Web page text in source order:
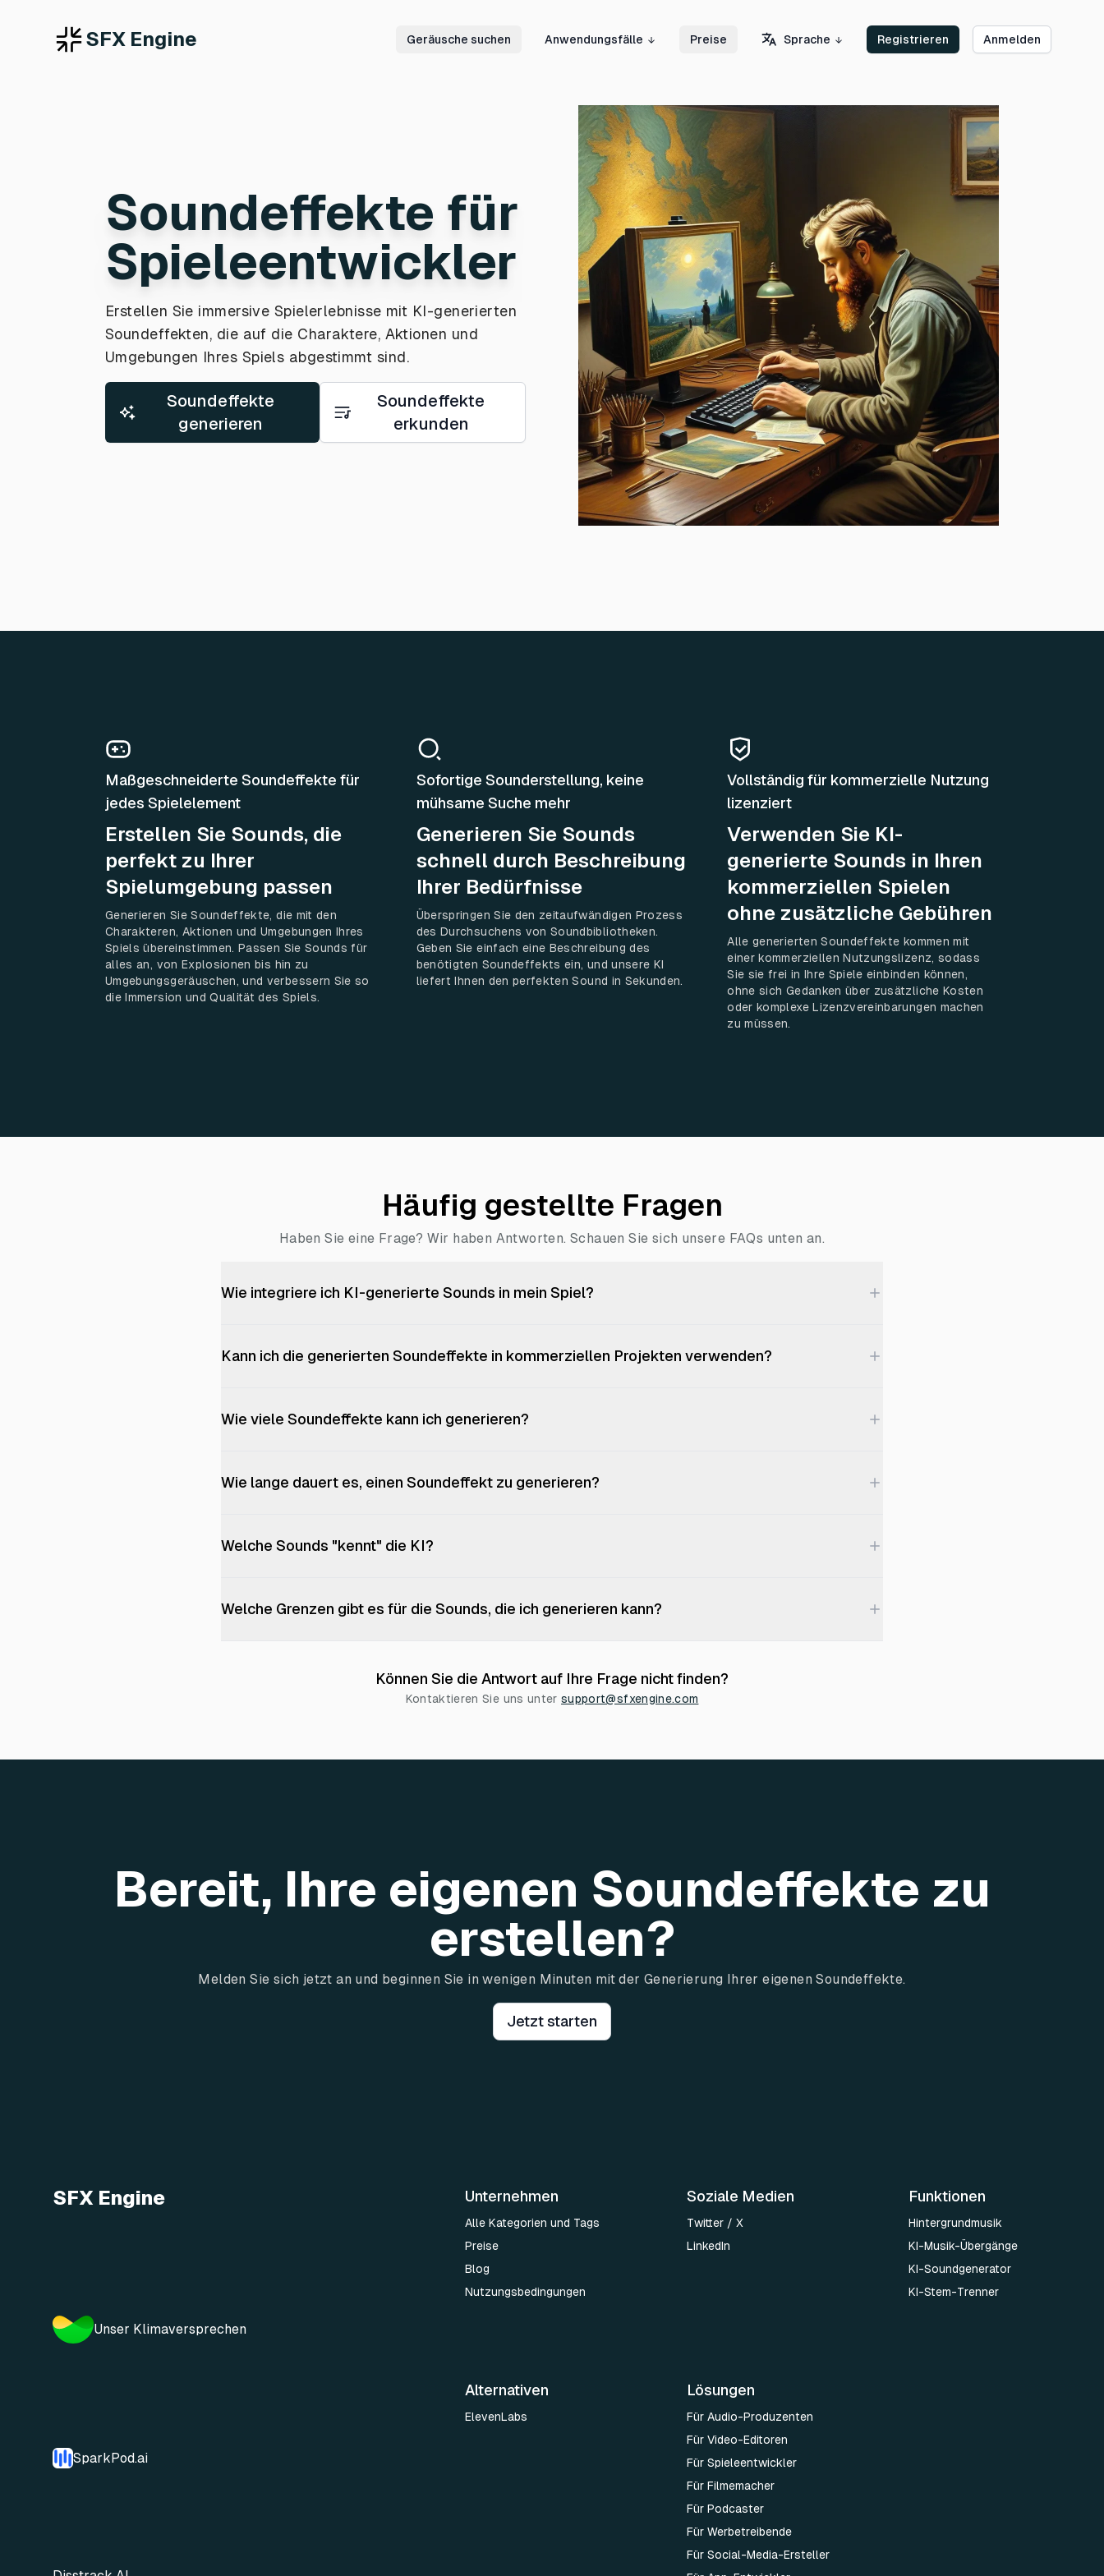
SFX Engine Geräusche suchen Anwendungsfälle Preise Sprache Registrieren Anmelden
Soundeffekte für
Spieleentwickler
Erstellen Sie immersive Spielerlebnisse mit KI-generierten
Soundeffekten, die auf die Charaktere, Aktionen und
Umgebungen Ihres Spiels abgestimmt sind.
Soundeffekte
generieren
Soundeffekte
erkunden
Maßgeschneiderte Soundeffekte für
jedes Spielelement
Erstellen Sie Sounds, die
perfekt zu Ihrer
Spielumgebung passen
Generieren Sie Soundeffekte, die mit den
Charakteren, Aktionen und Umgebungen Ihres
Spiels übereinstimmen. Passen Sie Sounds für
alles an, von Explosionen bis hin zu
Umgebungsgeräuschen, und verbessern Sie so
die Immersion und Qualität des Spiels.
Sofortige Sounderstellung, keine
mühsame Suche mehr
Generieren Sie Sounds
schnell durch Beschreibung
Ihrer Bedürfnisse
Überspringen Sie den zeitaufwändigen Prozess
des Durchsuchens von Soundbibliotheken.
Geben Sie einfach eine Beschreibung des
benötigten Soundeffekts ein, und unsere KI
liefert Ihnen den perfekten Sound in Sekunden.
Vollständig für kommerzielle Nutzung
lizenziert
Verwenden Sie KI-
generierte Sounds in Ihren
kommerziellen Spielen
ohne zusätzliche Gebühren
Alle generierten Soundeffekte kommen mit
einer kommerziellen Nutzungslizenz, sodass
Sie sie frei in Ihre Spiele einbinden können,
ohne sich Gedanken über zusätzliche Kosten
oder komplexe Lizenzvereinbarungen machen
zu müssen.
Häufig gestellte Fragen
Haben Sie eine Frage? Wir haben Antworten. Schauen Sie sich unsere FAQs unten an.
Wie integriere ich KI-generierte Sounds in mein Spiel?
Kann ich die generierten Soundeffekte in kommerziellen Projekten verwenden?
Wie viele Soundeffekte kann ich generieren?
Wie lange dauert es, einen Soundeffekt zu generieren?
Welche Sounds "kennt" die KI?
Welche Grenzen gibt es für die Sounds, die ich generieren kann?
Können Sie die Antwort auf Ihre Frage nicht finden?
Kontaktieren Sie uns unter support@sfxengine.com
Bereit, Ihre eigenen Soundeffekte zu
erstellen?
Melden Sie sich jetzt an und beginnen Sie in wenigen Minuten mit der Generierung Ihrer eigenen Soundeffekte.
Jetzt starten
SFX Engine
Unser Klimaversprechen
SparkPod.ai
Unternehmen
Alle Kategorien und Tags
Preise
Blog
Nutzungsbedingungen
Soziale Medien
Twitter / X
LinkedIn
Funktionen
Hintergrundmusik
KI-Musik-Übergänge
KI-Soundgenerator
KI-Stem-Trenner
Alternativen
ElevenLabs
Lösungen
Für Audio-Produzenten
Für Video-Editoren
Für Spieleentwickler
Für Filmemacher
Für Podcaster
Für Werbetreibende
Für Social-Media-Ersteller